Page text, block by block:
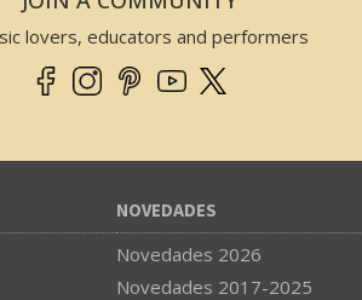
lovers, educators and performers
NOVEDADES
Novedades 2026
Novedades 2017-2025